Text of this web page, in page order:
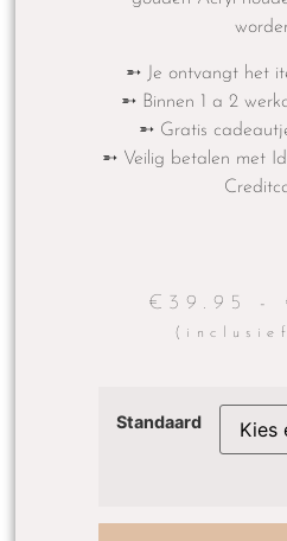
➵ Je ontvangt het
➵ Binnen 1 a 2
➵ Gratis
➵ Veilig betalen met
€ 39.95 -
Standaard